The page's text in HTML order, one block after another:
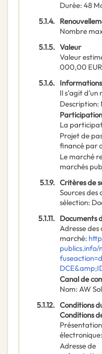
Durée: 48
5.1.4.
Nombre
5.1.5. Valeur
Valeur
000,00 EUR
5.1.6.
Il s’agit
Description:
La
Projet de
financé par
Le marché
marchés
5.1.9. Critères de
Sources des
sélection:
5.1.11. Documents
Adresse
marché:
Canal de
Nom: AW
5.1.12. Conditions
Conditions
électronique:
Adresse de